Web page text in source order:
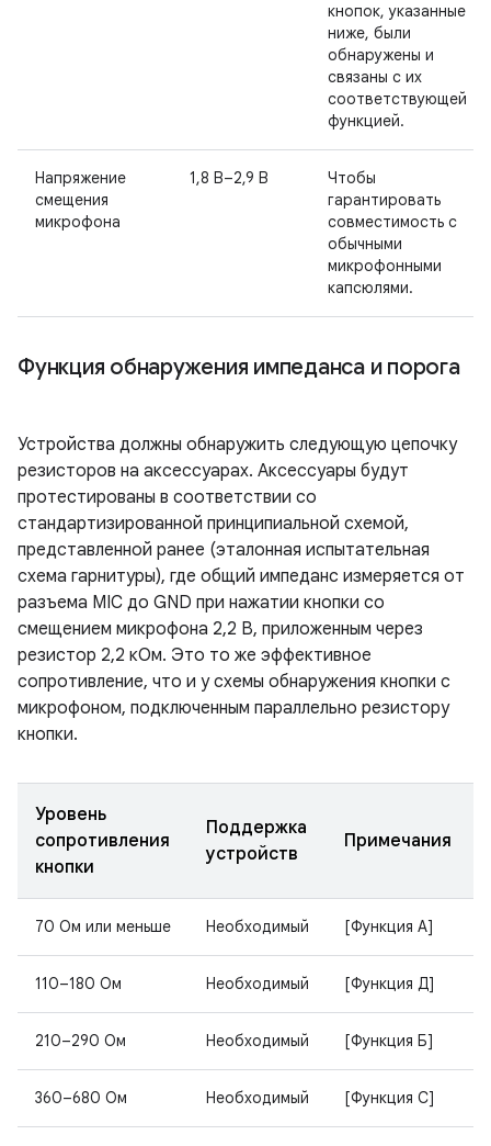
кнопок, указанные
ниже, были
обнаружены и
связаны с их
соответствующей
функцией.
Напряжение
смещения
микрофона
1,8 В–2,9 В
Чтобы
гарантировать
совместимость с
обычными
микрофонными
капсюлями.
Функция обнаружения импеданса и порога
Устройства должны обнаружить следующую цепочку
резисторов на аксессуарах. Аксессуары будут
протестированы в соответствии со
стандартизированной принципиальной схемой,
представленной ранее (эталонная испытательная
схема гарнитуры), где общий импеданс измеряется от
разъема MIC до GND при нажатии кнопки со
смещением микрофона 2,2 В, приложенным через
резистор 2,2 кОм. Это то же эффективное
сопротивление, что и у схемы обнаружения кнопки с
микрофоном, подключенным параллельно резистору
кнопки.
Уровень
сопротивления
кнопки
Поддержка
устройств
Примечания
70 Ом или меньше Необходимый [Функция А]
110–180 Ом Необходимый [Функция Д]
210–290 Ом Необходимый [Функция Б]
360–680 Ом Необходимый [Функция С]